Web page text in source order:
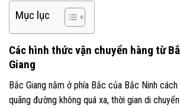
Mục lục
Các hình thức vận chuyển hàng từ
Giang
Bắc Giang nằm ở phía Bắc của Bắc Ninh
quãng đường không quá xa, thời gian di